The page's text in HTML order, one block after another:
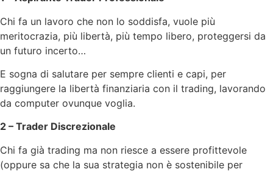
Chi fa un lavoro che non lo soddisfa, vuole più
meritocrazia, più libertà, più tempo libero, proteggersi da
un futuro incerto…
E sogna di salutare per sempre clienti e capi, per
raggiungere la libertà finanziaria con il trading, lavorando
da computer ovunque voglia.
2 – Trader Discrezionale
Chi fa già trading ma non riesce a essere profittevole
(oppure sa che la sua strategia non è sostenibile per